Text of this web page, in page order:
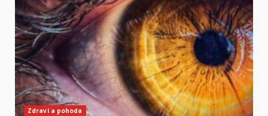
Zdraví a pohoda